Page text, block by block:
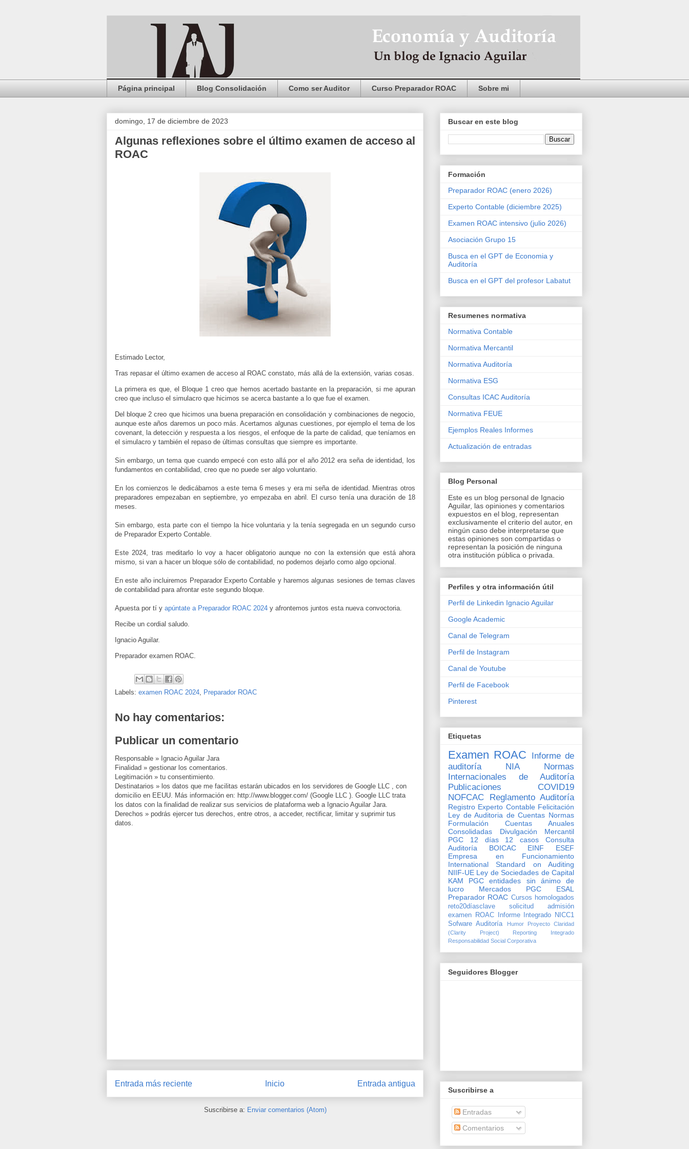
Página principal Blog Consolidación Como ser Auditor Curso Preparador ROAC Sobre mi
domingo, 17 de diciembre de 2023
Algunas reflexiones sobre el último examen de acceso al
ROAC
Estimado Lector,
Tras repasar el último examen de acceso al ROAC constato, más allá de la extensión, varias cosas.
La primera es que, el Bloque 1 creo que hemos acertado bastante en la preparación, si me apuran
creo que incluso el simulacro que hicimos se acerca bastante a lo que fue el examen.
Del bloque 2 creo que hicimos una buena preparación en consolidación y combinaciones de negocio,
aunque este años daremos un poco más. Acertamos algunas cuestiones, por ejemplo el tema de los
covenant, la detección y respuesta a los riesgos, el enfoque de la parte de calidad, que teníamos en
el simulacro y también el repaso de últimas consultas que siempre es importante.
Sin embargo, un tema que cuando empecé con esto allá por el año 2012 era seña de identidad, los
fundamentos en contabilidad, creo que no puede ser algo voluntario.
En los comienzos le dedicábamos a este tema 6 meses y era mi seña de identidad. Mientras otros
preparadores empezaban en septiembre, yo empezaba en abril. El curso tenía una duración de 18
meses.
Sin embargo, esta parte con el tiempo la hice voluntaria y la tenía segregada en un segundo curso
de Preparador Experto Contable.
Este 2024, tras meditarlo lo voy a hacer obligatorio aunque no con la extensión que está ahora
mismo, si van a hacer un bloque sólo de contabilidad, no podemos dejarlo como algo opcional.
En este año incluiremos Preparador Experto Contable y haremos algunas sesiones de temas claves
de contabilidad para afrontar este segundo bloque.
Apuesta por tí y apúntate a Preparador ROAC 2024 y afrontemos juntos esta nueva convoctoria.
Recibe un cordial saludo.
Ignacio Aguilar.
Preparador examen ROAC.
Labels: examen ROAC 2024 Preparador ROAC
No hay comentarios:
Publicar un comentario
Responsable » Ignacio Aguilar Jara
Finalidad » gestionar los comentarios.
Legitimación » tu consentimiento.
Destinatarios » los datos que me facilitas estarán ubicados en los servidores de Google LLC , con
domicilio en EEUU. Más información en: http://www.blogger.com/ (Google LLC ). Google LLC trata
los datos con la finalidad de realizar sus servicios de plataforma web a Ignacio Aguilar Jara.
Derechos » podrás ejercer tus derechos, entre otros, a acceder, rectificar, limitar y suprimir tus
datos.
Entrada más reciente Entrada antigua
Inicio
Suscribirse a: Enviar comentarios (Atom)
Buscar en este blog
Formación
Preparador ROAC (enero 2026)
Experto Contable (diciembre 2025)
Examen ROAC intensivo (julio 2026)
Asociación Grupo 15
Busca en el GPT de Economia y
Auditoría
Busca en el GPT del profesor Labatut
Resumenes normativa
Normativa Contable
Normativa Mercantil
Normativa Auditoría
Normativa ESG
Consultas ICAC Auditoría
Normativa FEUE
Ejemplos Reales Informes
Actualización de entradas
Blog Personal
Este es un blog personal de Ignacio
Aguilar, las opiniones y comentarios
expuestos en el blog, representan
exclusivamente el criterio del autor, en
ningún caso debe interpretarse que
estas opiniones son compartidas o
representan la posición de ninguna
otra institución pública o privada.
Perfiles y otra información útil
Perfil de Linkedin Ignacio Aguilar
Google Academic
Canal de Telegram
Perfil de Instagram
Canal de Youtube
Perfil de Facebook
Pinterest
Etiquetas
Examen ROAC
Informe de
auditoría
NIA
Normas
Internacionales de Auditoría
Publicaciones
COVID19
NOFCAC
Reglamento Auditoría
Registro Experto Contable Felicitación
Ley de Auditoria de Cuentas Normas
Formulación Cuentas Anuales
Consolidadas
Divulgación Mercantil
PGC
12 días 12 casos
Consulta
Auditoría BOICAC
EINF
ESEF
Empresa en Funcionamiento
International Standard on Auditing
NIIF-UE Ley de Sociedades de Capital
KAM
PGC entidades sin ánimo de
lucro
Mercados
PGC ESAL
Preparador ROAC Cursos homologados
reto20díasclave
solicitud admisión
examen ROAC
Informe Integrado
NICC1
Sofware Auditoría
Humor
Proyecto Claridad
(Clarity Project)
Reporting Integrado
Responsabilidad Social Corporativa
Seguidores Blogger
Suscribirse a
Entradas
Comentarios